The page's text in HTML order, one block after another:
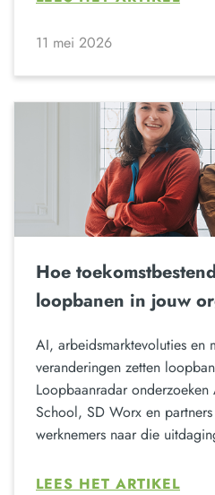
11 mei 2026
Hoe
loopbanen in jouw
AI, arbeidsmarktevoluties en
veranderingen zetten
Loopbaanradar
School, SD Worx en
werknemers naar die
LEES HET ARTIKEL